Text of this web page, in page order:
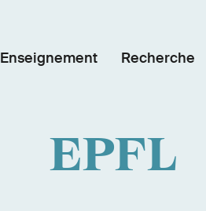
Enseignement Recherche
EPFL